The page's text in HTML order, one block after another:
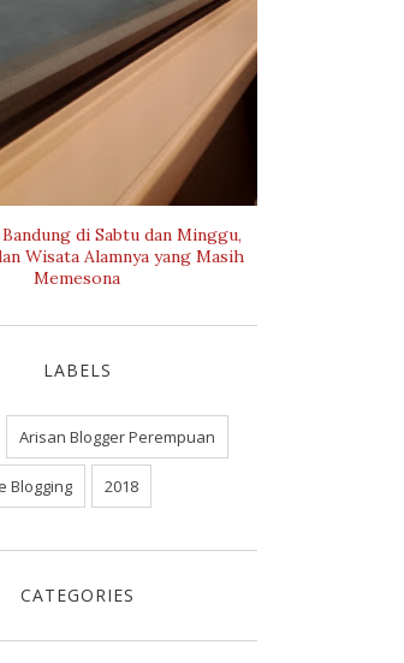
di Sabtu dan Minggu,
Wisata Alamnya yang Masih
Memesona
LABELS
Arisan Blogger Perempuan
Blogging 2018
CATEGORIES